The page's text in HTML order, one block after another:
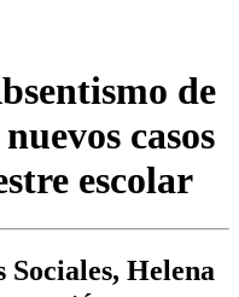
de
casos
escolar
Sociales, Helena